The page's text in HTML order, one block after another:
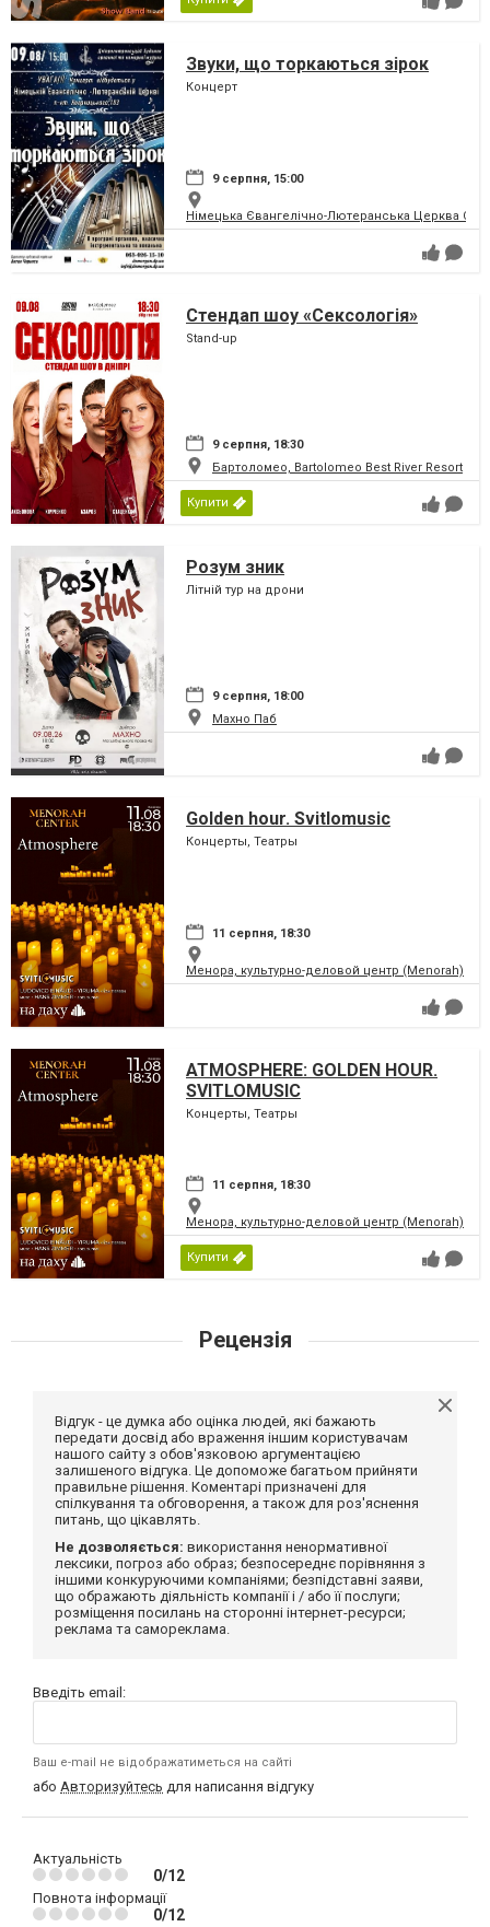
Звуки, що торкаються зірок
Концерт
9 серпня, 15:00
Німецька Євангелічно-Лютеранська Церква
Стендап шоу «Сексологія»
Stand-up
9 серпня, 18:30
Бартоломео, Bartolomeo Best River Resort
Купити
Розум зник
Літній тур на дрони
9 серпня, 18:00
Махно Паб
Golden hour. Svitlomusic
Концерты, Театры
11 серпня, 18:30
Менора, культурно-деловой центр (Menorah)
ATMOSPHERE: GOLDEN HOUR.
SVITLOMUSIC
Концерты, Театры
11 серпня, 18:30
Менора, культурно-деловой центр (Menorah)
Купити
Рецензія
Відгук - це думка або оцінка людей, які бажають
передати досвід або враження іншим користувачам
нашого сайту з обов'язковою аргументацією
залишеного відгука. Це допоможе багатьом прийняти
правильне рішення. Коментарі призначені для
спілкування та обговорення, а також для роз'яснення
питань, що цікавлять.
Не дозволяється: використання ненормативної
лексики, погроз або образ; безпосереднє порівняння з
іншими конкуруючими компаніями; безпідставні заяви,
що ображають діяльність компанії і / або її послуги;
розміщення посилань на сторонні інтернет-ресурси;
реклама та самореклама.
Введіть email:
Ваш e-mail не відображатиметься на сайті
або Авторизуйтесь для написання відгуку
Актуальність
0/12
Повнота інформації
0/12